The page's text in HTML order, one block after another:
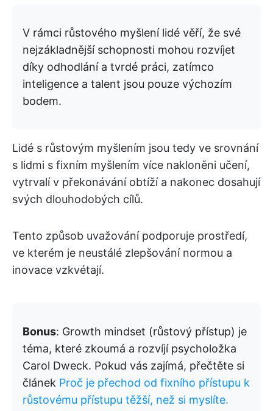
V rámci růstového myšlení lidé věří, že své
nejzákladnější schopnosti mohou rozvíjet
díky odhodlání a tvrdé práci, zatímco
inteligence a talent jsou pouze výchozím
bodem.
Lidé s růstovým myšlením jsou tedy ve srovnání
s lidmi s fixním myšlením více nakloněni učení,
vytrvalí v překonávání obtíží a nakonec dosahují
svých dlouhodobých cílů.
Tento způsob uvažování podporuje prostředí,
ve kterém je neustálé zlepšování normou a
inovace vzkvétají.
Bonus: Growth mindset (růstový přístup) je
téma, které zkoumá a rozvíjí psycholožka
Carol Dweck. Pokud vás zajímá, přečtěte si
článek Proč je přechod od fixního přístupu k
růstovému přístupu těžší, než si myslíte.